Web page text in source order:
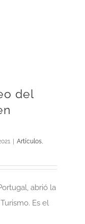
del
Artículos,
abrió la
Es el